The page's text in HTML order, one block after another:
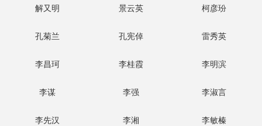
解又明 景云英 柯彦玢
孔菊兰 孔宪倬 雷秀英
李昌珂 李桂霞 李明滨
李谋 李强 李淑言
李先汉 李湘 李敏榛